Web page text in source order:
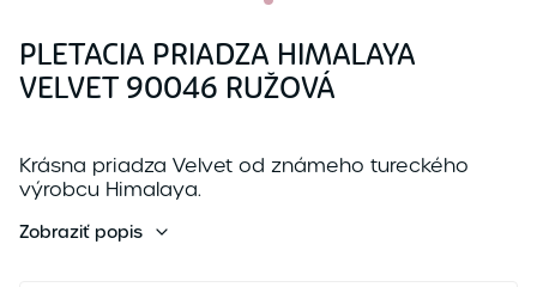
PLETACIA PRIADZA HIMALAYA
VELVET 90046 RUŽOVÁ
Krásna priadza Velvet od známeho tureckého
výrobcu Himalaya.
Z...
Zobraziť popis